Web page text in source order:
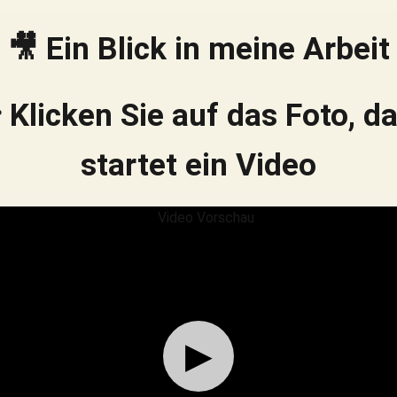
🎥 Ein Blick in meine Arbeit
Sie auf das Foto,
startet ein Video
▶